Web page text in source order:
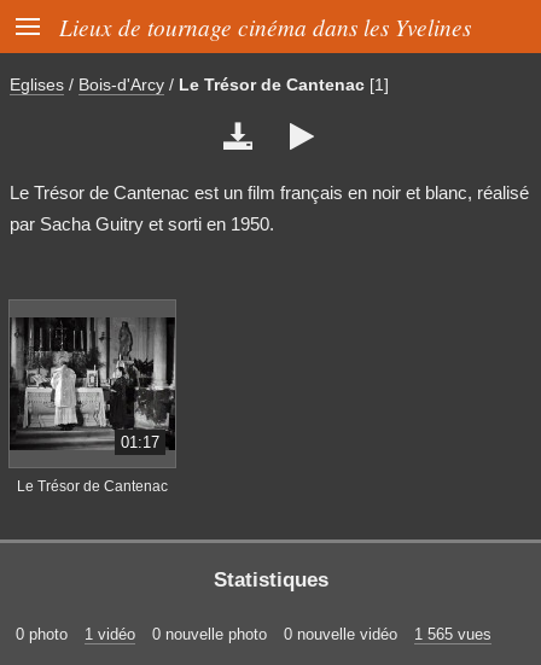
 Lieux de tournage cinéma dans les Yvelines
Eglises / Bois-d'Arcy / Le Trésor de Cantenac [1]
 
Le Trésor de Cantenac est un film français en noir et blanc, réalisé
par Sacha Guitry et sorti en 1950.
01:17
Le Trésor de Cantenac
Statistiques
0 photo 1 vidéo 0 nouvelle photo 0 nouvelle vidéo 1 565 vues